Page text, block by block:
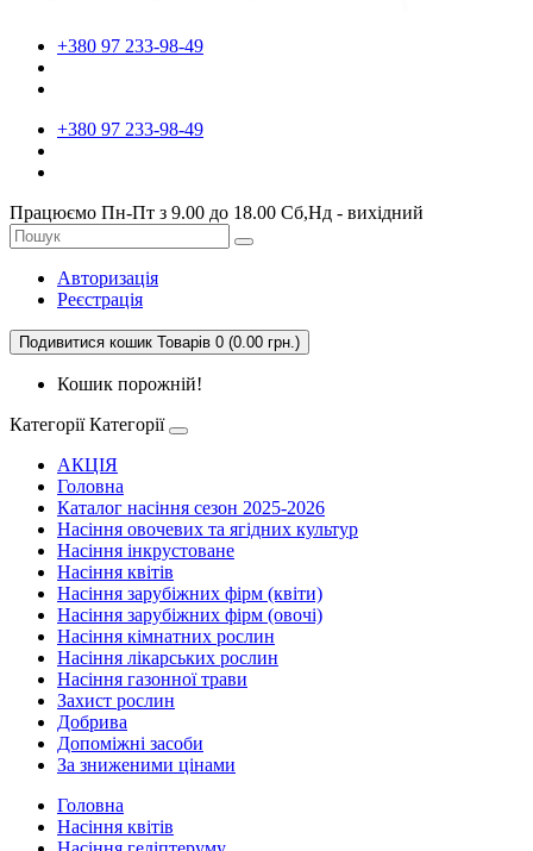
+380 97 233-98-49
+380 97 233-98-49
Працюємо Пн-Пт з 9.00 до 18.00 Сб,Нд - вихідний
Авторизація
Реєстрація
Подивитися кошик Товарів 0 (0.00 грн.)
Кошик порожній!
Категорії Категорії
АКЦІЯ
Головна
Каталог насіння сезон 2025-2026
Насіння овочевих та ягідних культур
Насіння інкрустоване
Насіння квітів
Насіння зарубіжних фірм (квіти)
Насіння зарубіжних фірм (овочі)
Насіння кімнатних рослин
Насіння лікарських рослин
Насіння газонної трави
Захист рослин
Добрива
Допоміжні засоби
За зниженими цінами
Головна
Насіння квітів